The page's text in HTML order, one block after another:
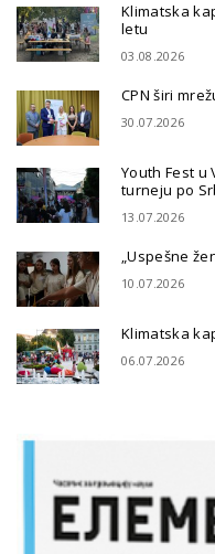
Klimatska
letu
03.08.2026
CPN širi
30.07.2026
Youth Fest
turneju po
13.07.2026
„Uspešne
10.07.2026
Klimatska
06.07.2026